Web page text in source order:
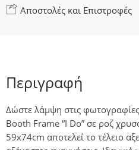
Αποστολές και Επιστροφές
Περιγραφή
Δώστε λάμψη στις
Booth Frame “I Do” σε ροζ
59x74cm αποτελεί το τέλειο